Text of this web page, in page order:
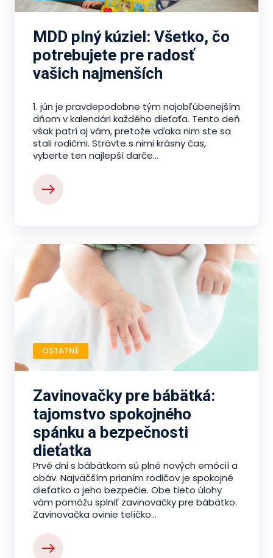
MDD plný kúziel: Všetko, čo
potrebujete pre radosť
vašich najmenších
1. jún je pravdepodobne tým najobľúbenejším
dňom v kalendári každého dieťaťa. Tento deň
však patrí aj vám, pretože vďaka nim ste sa
stali rodičmi. Strávte s nimi krásny čas,
vyberte ten najlepší darče...
OSTATNÉ
Zavinovačky pre bábätká:
tajomstvo spokojného
spánku a bezpečnosti
dieťatka
Prvé dni s bábätkom sú plné nových emócií a
obáv. Najväčším prianím rodičov je spokojné
dieťatko a jeho bezpečie. Obe tieto úlohy
vám pomôžu splniť zavinovačky pre bábätko.
Zavinovačka ovinie telíčko...